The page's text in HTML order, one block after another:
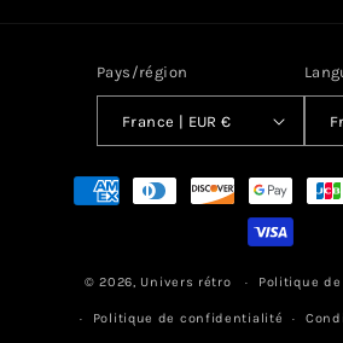
Pays/région
France | EUR €
Moyens
© 2026, Univers rétro Politique
Politique de confidentialité